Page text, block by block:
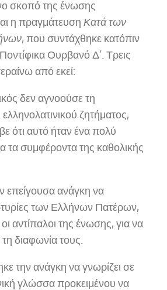
σκοπό της ένωσης
η πραγμάτευση Κατά των
, που συντάχθηκε κατόπιν
Ουρβανό Δ’. Τρεις
από εκεί:
δεν αγνοούσε τη
ζητήματος,
ότι αυτό ήταν ένα πολύ
τα συμφέροντα της καθολικής
επείγουσα ανάγκη να
των Ελλήνων Πατέρων,
αντίπαλοι της ένωσης, για να
διαφωνία τους.
την ανάγκη να γνωρίζει σε
γλώσσα προκειμένου να